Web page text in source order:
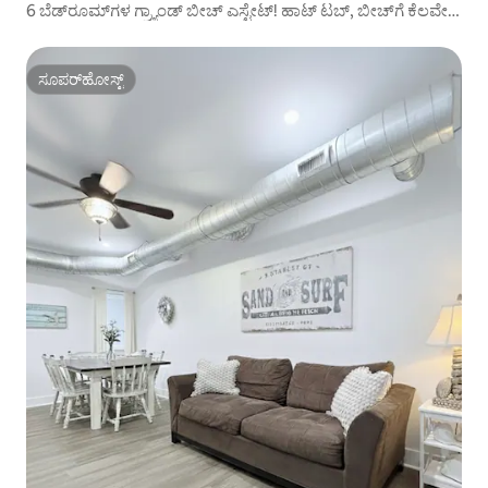
6 ಬೆಡ್‌ರೂಮ್‌ಗಳ ಗ್ರ್ಯಾಂಡ್ ಬೀಚ್ ಎಸ್ಟೇಟ್! ಹಾಟ್ ಟಬ್, ಬೀಚ್‌ಗೆ ಕೆಲವೇ
ಸೂಪರ್‌ಹೋಸ್ಟ್
ಸೂಪರ್‌ಹೋಸ್ಟ್